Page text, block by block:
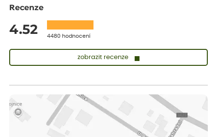
Recenze
4.52 4480 hodnocení
zobrazit recenze
Doporučuji. Naprostá spokojenost.
Marcela
ověřený nákup dnes
Jsem spokojená a budu vás doporučovat.